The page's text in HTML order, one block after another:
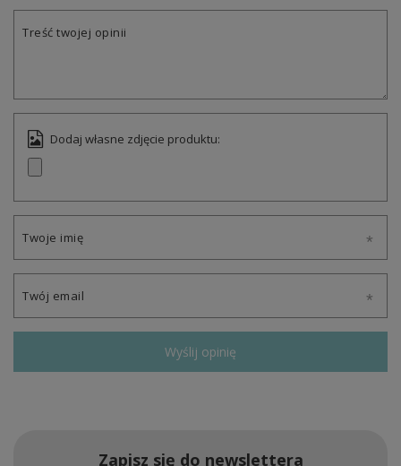
Treść twojej opinii
Dodaj własne zdjęcie produktu:
Twoje imię
Twój email
Wyślij opinię
Zapisz się do newslettera